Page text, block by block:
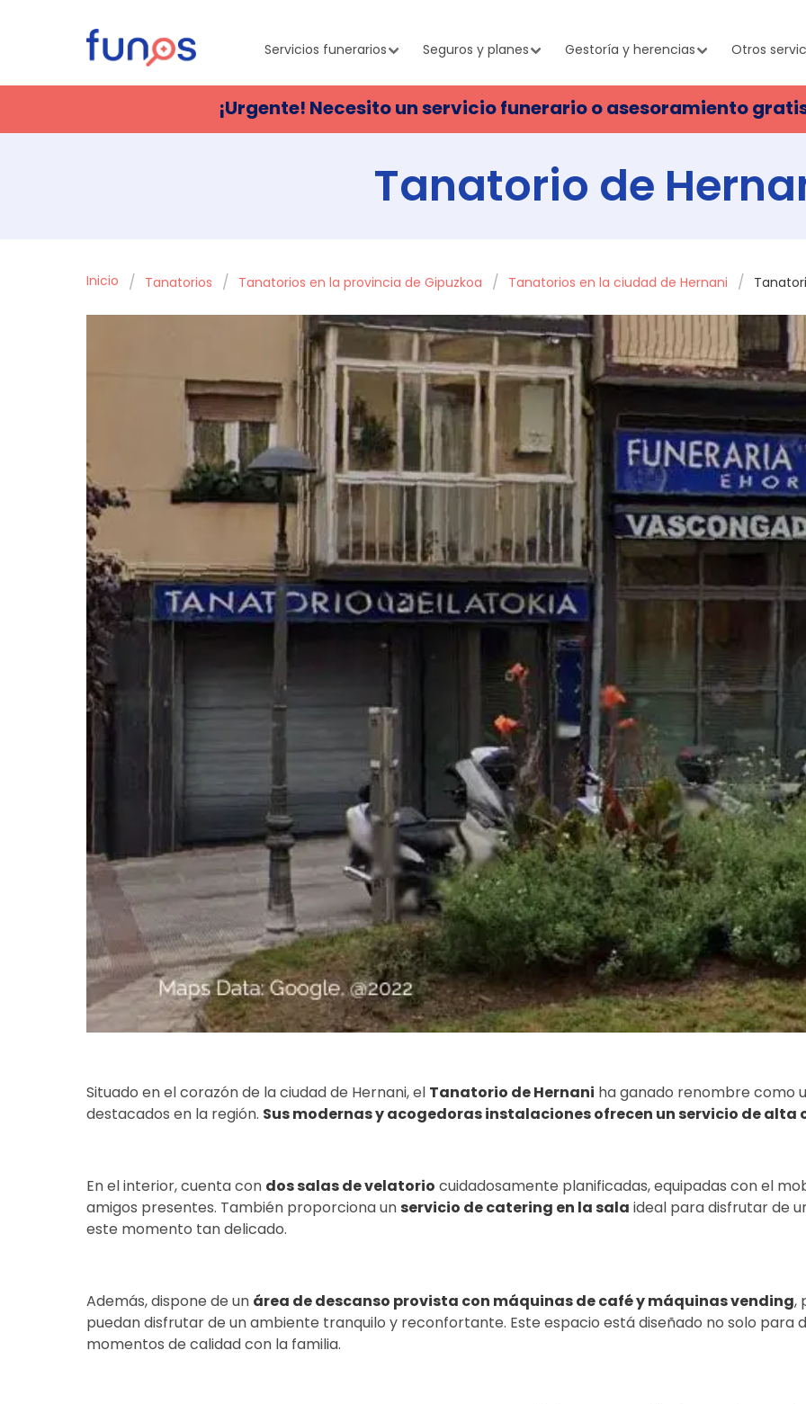
Servicios funerarios Seguros y planes Gestoría y herencias Otros
¡Urgente! Necesito un servicio funerario o asesoramiento
Tanatorio de
Inicio Tanatorios Tanatorios en la provincia de Gipuzkoa Tanatorios en la ciudad de Hernani
Situado en el corazón de la ciudad de Hernani, el Tanatorio de Hernani ha ganado renombre como
destacados en la región. Sus modernas y acogedoras instalaciones ofrecen un servicio de
En el interior, cuenta con dos salas de velatorio cuidadosamente planificadas, equipadas con el
amigos presentes. También proporciona un servicio de catering en la sala ideal para disfrutar de
este momento tan delicado.
Además, dispone de un área de descanso provista con máquinas de café y máquinas vending,
puedan disfrutar de un ambiente tranquilo y reconfortante. Este espacio está diseñado no solo
momentos de calidad con la familia.